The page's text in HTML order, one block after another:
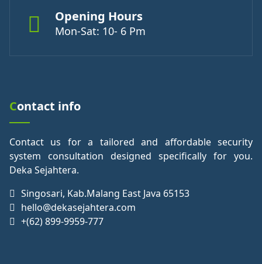
Opening Hours
Mon-Sat: 10- 6 Pm
Contact info
Contact us for a tailored and affordable security
system consultation designed specifically for you.
Deka Sejahtera.
Singosari, Kab.Malang East Java 65153
hello@dekasejahtera.com
+(62) 899-9959-777